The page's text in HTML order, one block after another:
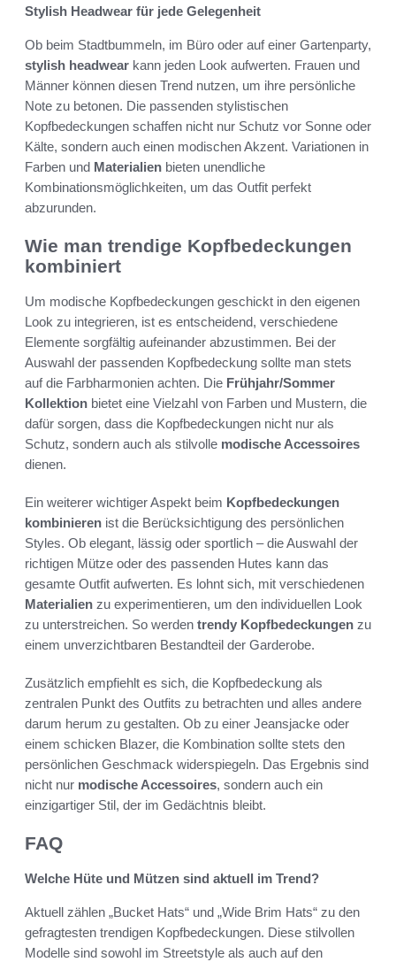
Stylish Headwear für jede Gelegenheit
Ob beim Stadtbummeln, im Büro oder auf einer Gartenparty,
stylish headwear kann jeden Look aufwerten. Frauen und
Männer können diesen Trend nutzen, um ihre persönliche
Note zu betonen. Die passenden stylistischen
Kopfbedeckungen schaffen nicht nur Schutz vor Sonne oder
Kälte, sondern auch einen modischen Akzent. Variationen in
Farben und Materialien bieten unendliche
Kombinationsmöglichkeiten, um das Outfit perfekt
abzurunden.
Wie man trendige Kopfbedeckungen
kombiniert
Um modische Kopfbedeckungen geschickt in den eigenen
Look zu integrieren, ist es entscheidend, verschiedene
Elemente sorgfältig aufeinander abzustimmen. Bei der
Auswahl der passenden Kopfbedeckung sollte man stets
auf die Farbharmonien achten. Die Frühjahr/Sommer
Kollektion bietet eine Vielzahl von Farben und Mustern, die
dafür sorgen, dass die Kopfbedeckungen nicht nur als
Schutz, sondern auch als stilvolle modische Accessoires
dienen.
Ein weiterer wichtiger Aspekt beim Kopfbedeckungen
kombinieren ist die Berücksichtigung des persönlichen
Styles. Ob elegant, lässig oder sportlich – die Auswahl der
richtigen Mütze oder des passenden Hutes kann das
gesamte Outfit aufwerten. Es lohnt sich, mit verschiedenen
Materialien zu experimentieren, um den individuellen Look
zu unterstreichen. So werden trendy Kopfbedeckungen zu
einem unverzichtbaren Bestandteil der Garderobe.
Zusätzlich empfiehlt es sich, die Kopfbedeckung als
zentralen Punkt des Outfits zu betrachten und alles andere
darum herum zu gestalten. Ob zu einer Jeansjacke oder
einem schicken Blazer, die Kombination sollte stets den
persönlichen Geschmack widerspiegeln. Das Ergebnis sind
nicht nur modische Accessoires, sondern auch ein
einzigartiger Stil, der im Gedächtnis bleibt.
FAQ
Welche Hüte und Mützen sind aktuell im Trend?
Aktuell zählen „Bucket Hats“ und „Wide Brim Hats“ zu den
gefragtesten trendigen Kopfbedeckungen. Diese stilvollen
Modelle sind sowohl im Streetstyle als auch auf den